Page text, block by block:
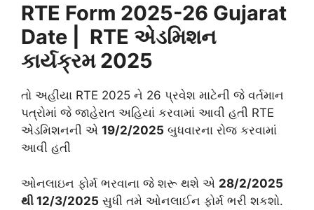
RTE Form 2025-26 Gujarat
Date | RTE એડમિશન
કાર્યક્રમ 2025
તો અહીંયા RTE 2025 ને 26 પ્રવેશ માટેની જે વર્તમાન
પત્રોમાં જે જાહેરાત અહિયાં કરવામાં આવી હતી RTE
એડમિશનની એ 19/2/2025 બુધવારના રોજ કરવામાં
આવી હતી
ઓનલાઇન ફોર્મ ભરવાના જે શરૂ થશે એ 28/2/2025
થી 12/3/2025 સુધી તમે ઓનલાઈન ફોર્મ ભરી શકશો.